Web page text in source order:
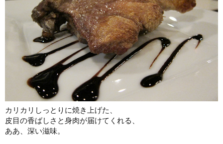
カリカリしっとりに焼き上げた、
皮目の香ばしさと身肉が届けてくれる、
ああ、深い滋味。